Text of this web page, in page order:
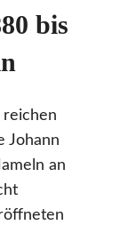
bis
reichen
Johann
an